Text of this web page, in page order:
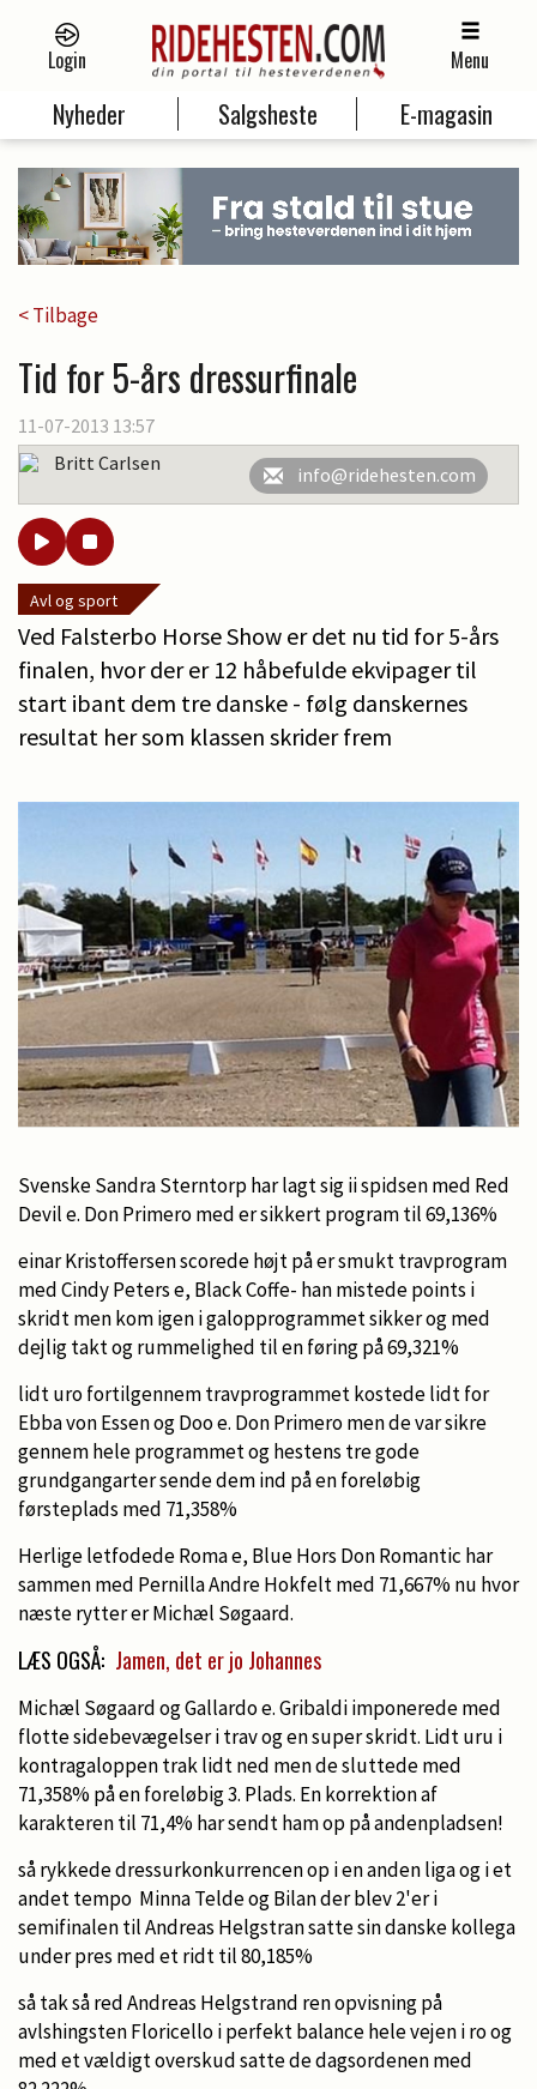
Login Menu
Nyheder Salgsheste E-magasin
< Tilbage
Tid for 5-års dressurfinale
11-07-2013 13:57
Britt Carlsen
info@ridehesten.com
Avl og sport
Ved Falsterbo Horse Show er det nu tid for 5-års
finalen, hvor der er 12 håbefulde ekvipager til
start ibant dem tre danske - følg danskernes
resultat her som klassen skrider frem
Svenske Sandra Sterntorp har lagt sig ii spidsen med Red
Devil e. Don Primero med er sikkert program til 69,136%
einar Kristoffersen scorede højt på er smukt travprogram
med Cindy Peters e, Black Coffe- han mistede points i
skridt men kom igen i galopprogrammet sikker og med
dejlig takt og rummelighed til en føring på 69,321%
lidt uro fortilgennem travprogrammet kostede lidt for
Ebba von Essen og Doo e. Don Primero men de var sikre
gennem hele programmet og hestens tre gode
grundgangarter sende dem ind på en foreløbig
førsteplads med 71,358%
Herlige letfodede Roma e, Blue Hors Don Romantic har
sammen med Pernilla Andre Hokfelt med 71,667% nu hvor
næste rytter er Michæl Søgaard.
LÆS OGSÅ: Jamen, det er jo Johannes
Michæl Søgaard og Gallardo e. Gribaldi imponerede med
flotte sidebevægelser i trav og en super skridt. Lidt uru i
kontragaloppen trak lidt ned men de sluttede med
71,358% på en foreløbig 3. Plads. En korrektion af
karakteren til 71,4% har sendt ham op på andenpladsen!
så rykkede dressurkonkurrencen op i en anden liga og i et
andet tempo Minna Telde og Bilan der blev 2'er i
semifinalen til Andreas Helgstran satte sin danske kollega
under pres med et ridt til 80,185%
så tak så red Andreas Helgstrand ren opvisning på
avlshingsten Floricello i perfekt balance hele vejen i ro og
med et vældigt overskud satte de dagsordenen med